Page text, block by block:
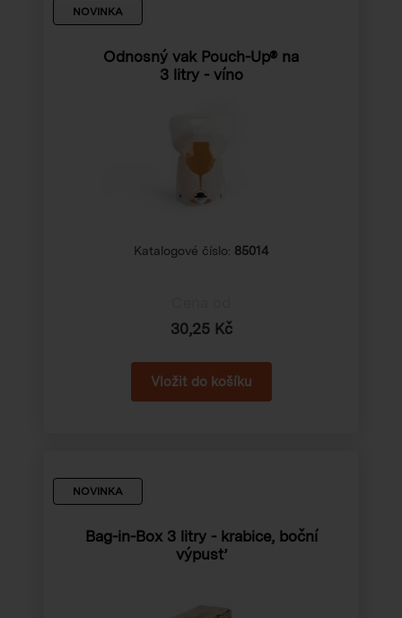
NOVINKA
Odnosný vak Pouch-Up® na
3 litry - víno
Katalogové číslo: 85014
30,25 Kč
NOVINKA
Bag-in-Box 3 litry - krabice, boční
výpusť